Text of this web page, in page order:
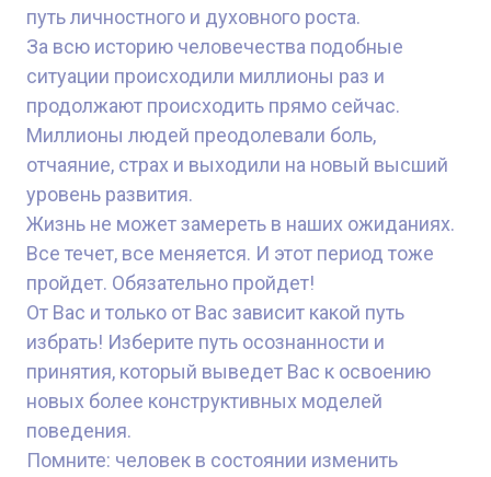
путь личностного и духовного роста.
За всю историю человечества подобные
ситуации происходили миллионы раз и
продолжают происходить прямо сейчас.
Миллионы людей преодолевали боль,
отчаяние, страх и выходили на новый высший
уровень развития.
Жизнь не может замереть в наших ожиданиях.
Все течет, все меняется. И этот период тоже
пройдет. Обязательно пройдет!
От Вас и только от Вас зависит какой путь
избрать! Изберите путь осознанности и
принятия, который выведет Вас к освоению
новых более конструктивных моделей
поведения.
Помните: человек в состоянии изменить